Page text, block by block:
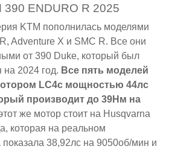
ENDURO R 2025
KTM пополнилась моделями
Adventure X и SMC R. Все они
от 390 Duke, который был
2024 год. Все пять моделей
LC4c мощностью 44лс
производит до 39Нм на
же мотор стоит на Husqvarna
которая на реальном
показала 38,92лс на 9050об/мин и